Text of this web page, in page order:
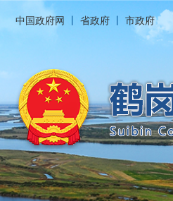
中国政府网 省政府 市政府